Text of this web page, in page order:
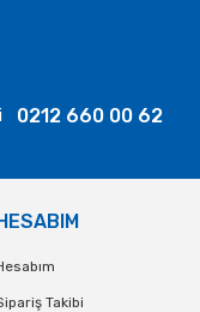
0212 660 00 62
Takibi